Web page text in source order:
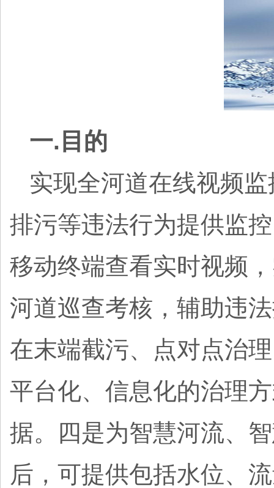
一.目的
实现全河道在线视频
排污等违法行为提供监
移动终端查看实时视频
河道巡查考核，辅助违
在末端截污、点对点治
平台化、信息化的治理
据。四是为智慧河流、
后，可提供包括水位、